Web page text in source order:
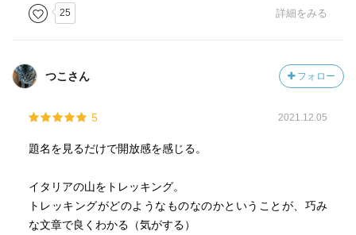
な滝のある景観に、先に進みたいという気持ちが抑えられ
ず、山頂では言葉に表すことのできないほどのインパクト
そして最終日。日本で仏教を学んだ僧侶でもある登山ガイ
ドのマリオさんに、禅と登山とは似ている、と聞いた角田
共通点にも気づく。
「人の言葉を使わないこと。人から見聞きしたものを安易
る。
25 詳細をみる
つこさん フォロー
5 2021.12.05
題名を見るだけで開放感を感じる。
イタリアの山をトレッキング。
トレッキングがどのようなものなのかということが、巧み
な文章で良くわかる（気がする）